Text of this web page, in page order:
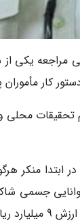
اظهار کرد:
کار
محلی
منکر
جسمی
است.